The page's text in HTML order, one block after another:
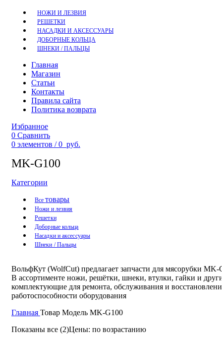
НОЖИ И ЛЕЗВИЯ
РЕШЕТКИ
НАСАДКИ И АКСЕССУАРЫ
ДОБОРНЫЕ КОЛЬЦА
ШНЕКИ / ПАЛЬЦЫ
Главная
Магазин
Статьи
Контакты
Правила сайта
Политика возврата
Избранное
0 Сравнить
0 элементов / 0 руб.
MK-G100
Категории
Всетовары
Ножи и лезвия
Решетки
Доборные кольца
Насадки и аксессуары
Шнеки / Пальцы
ВольфКут (WolfCut) предлагает запчасти для мясорубки MK-
В ассортименте ножи, решётки, шнеки, втулки, гайки и
комплектующие для ремонта, обслуживания и
работоспособности оборудования
Главная Товар Модель MK-G100
Показаны все (2)Цены: по возрастанию